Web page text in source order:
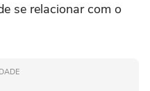
se relacionar com o